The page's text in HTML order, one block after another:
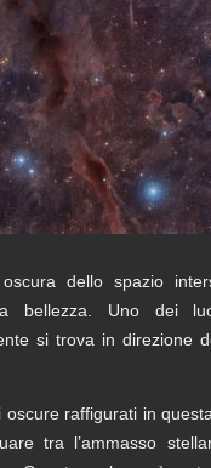
dello spazio
bellezza. Uno dei
si trova in direzione
oscure raffigurati in
tra l’ammasso